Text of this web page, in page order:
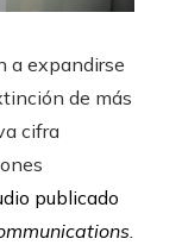
a expandirse
de más
cifra
publicado
.